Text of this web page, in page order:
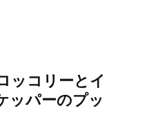
コリーとイ
ッパーのプッ